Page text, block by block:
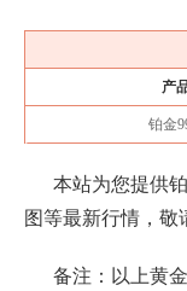
产
铂金
本站为您提供
图等最新行情，敬
备注：以上黄